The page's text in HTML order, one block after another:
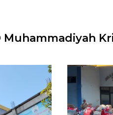
Muhammadiyah